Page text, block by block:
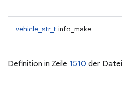
vehicle_str_t info_make
Definition in Zeile 1510 der Datei